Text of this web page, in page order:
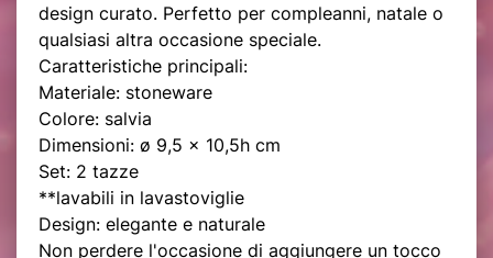
design curato. Perfetto per compleanni, natale o
qualsiasi altra occasione speciale.
Caratteristiche principali:
Materiale: stoneware
Colore: salvia
Dimensioni: ø 9,5 x 10,5h cm
Set: 2 tazze
**lavabili in lavastoviglie
Design: elegante e naturale
Non perdere l'occasione di aggiungere un tocco